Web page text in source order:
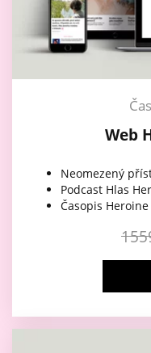
Web
Neomezený
Podcast Hlas
Časopis